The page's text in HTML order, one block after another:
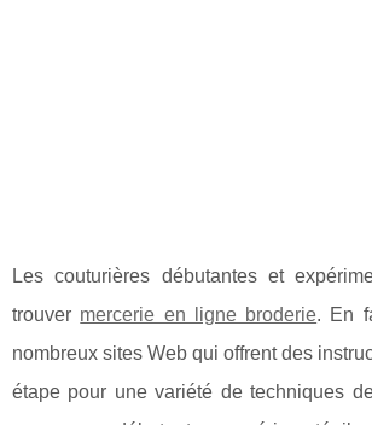
Les couturières débutantes et
trouver mercerie en ligne broderie. En
nombreux sites Web qui offrent des
étape pour une variété de techniques